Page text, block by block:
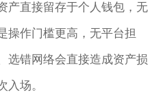
产直接留存于个人钱包，无
操作门槛更高，无平台担
选错网络会直接造成资产损
入场。